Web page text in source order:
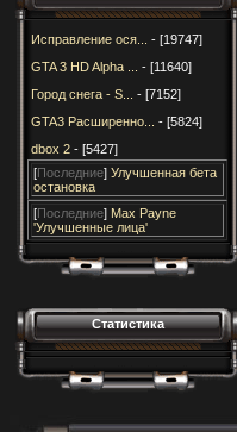
Исправление ося...
- [19747]
GTA 3 HD Alpha ...
- [11640]
Город снега - S...
- [7152]
GTA3 Расширенно...
- [5824]
dbox 2 - [5427]
[Последние] Улучшенная бета
остановка
[Последние] Max Payne
'Улучшенные лица'
Статистика